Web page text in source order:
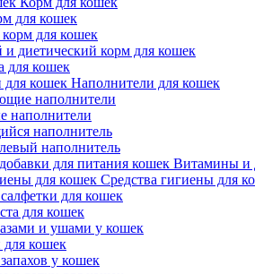
для кошек
для кошек
диетический корм для кошек
для кошек
Наполнители для кошек
наполнители
наполнители
наполнитель
наполнитель
Витамины и
Средства гигиены для
для кошек
для кошек
и ушами у кошек
кошек
у кошек